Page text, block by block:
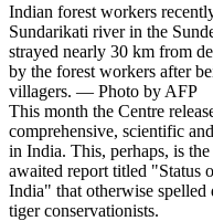
Indian forest workers
Sundarikati river in the
strayed nearly 30 km from
by the forest workers after
villagers. — Photo by AFP
This month the Centre
comprehensive, scientific
in India. This, perhaps, is
awaited report titled "Status
India" that otherwise
tiger conservationists.